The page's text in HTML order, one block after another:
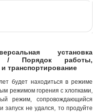
установка
/ Порядок работы,
транспортирование
будет находиться в режиме
режимом горения с хлопками,
режим, сопровождающийся
запуск не удался, то продуйте